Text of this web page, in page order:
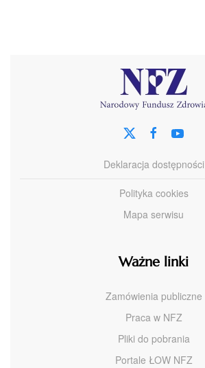
Deklaracja dostępności
Polityka cookies
Mapa serwisu
Ważne linki
Zamówienia publiczne
Praca w NFZ
Pliki do pobrania
Portale ŁOW NFZ